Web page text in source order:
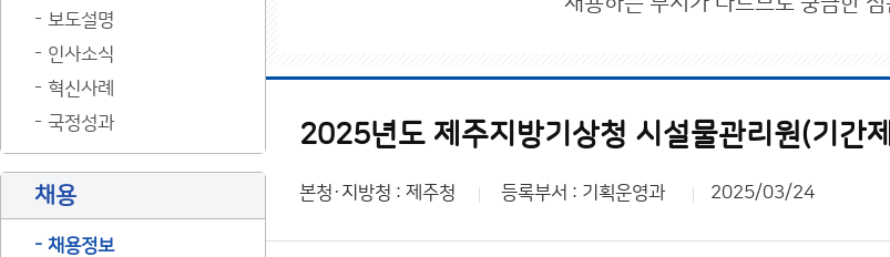
보도설명
인사소식
혁신사례
국정성과
채용
채용정보
2025년도 제주지방기상청 시설물관리원(기간
본청·지방청 : 제주청 등록부서 : 기획운영과 2025/03/24